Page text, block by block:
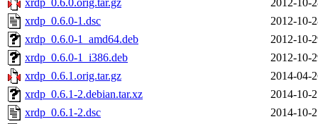
xrdp_0.6.0.orig.tar.gz
2012-10-
xrdp_0.6.0-1.dsc
2012-10-
xrdp_0.6.0-1_amd64.deb
2012-10-
xrdp_0.6.0-1_i386.deb
2012-10-
xrdp_0.6.1.orig.tar.gz
2014-04-
xrdp_0.6.1-2.debian.tar.xz
2014-10-
xrdp_0.6.1-2.dsc
2014-10-